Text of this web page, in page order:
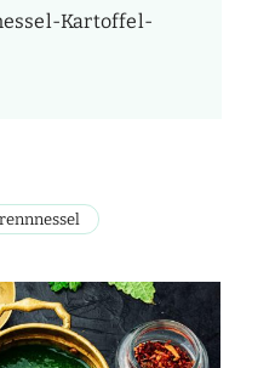
Kartoffel-